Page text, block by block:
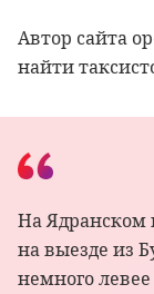
Автор сайта
найти
На Ядранском
на выезде из
немного левее